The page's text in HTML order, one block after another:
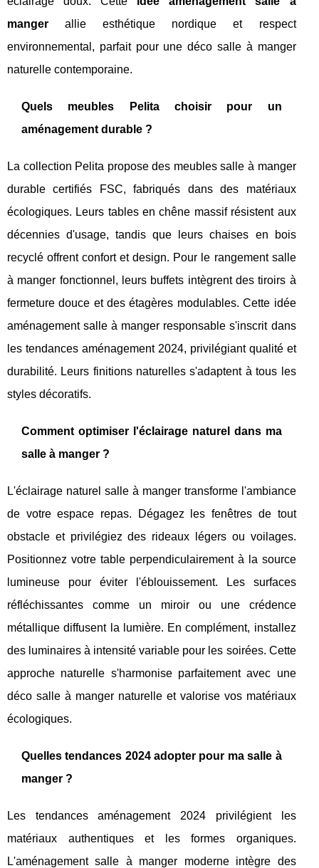
manger allie esthétique nordique et respect
environnemental, parfait pour une déco salle à manger
naturelle contemporaine.
Quels meubles Pelita choisir pour un
aménagement durable ?
La collection Pelita propose des meubles salle à manger
durable certifiés FSC, fabriqués dans des matériaux
écologiques. Leurs tables en chêne massif résistent aux
décennies d'usage, tandis que leurs chaises en bois
recyclé offrent confort et design. Pour le rangement salle
à manger fonctionnel, leurs buffets intègrent des tiroirs à
fermeture douce et des étagères modulables. Cette idée
aménagement salle à manger responsable s'inscrit dans
les tendances aménagement 2024, privilégiant qualité et
durabilité. Leurs finitions naturelles s'adaptent à tous les
styles décoratifs.
Comment optimiser l'éclairage naturel dans ma
salle à manger ?
L'éclairage naturel salle à manger transforme l'ambiance
de votre espace repas. Dégagez les fenêtres de tout
obstacle et privilégiez des rideaux légers ou voilages.
Positionnez votre table perpendiculairement à la source
lumineuse pour éviter l'éblouissement. Les surfaces
réfléchissantes comme un miroir ou une crédence
métallique diffusent la lumière. En complément, installez
des luminaires à intensité variable pour les soirées. Cette
approche naturelle s'harmonise parfaitement avec une
déco salle à manger naturelle et valorise vos matériaux
écologiques.
Quelles tendances 2024 adopter pour ma salle à
manger ?
Les tendances aménagement 2024 privilégient les
matériaux authentiques et les formes organiques.
L'aménagement salle à manger moderne intègre des